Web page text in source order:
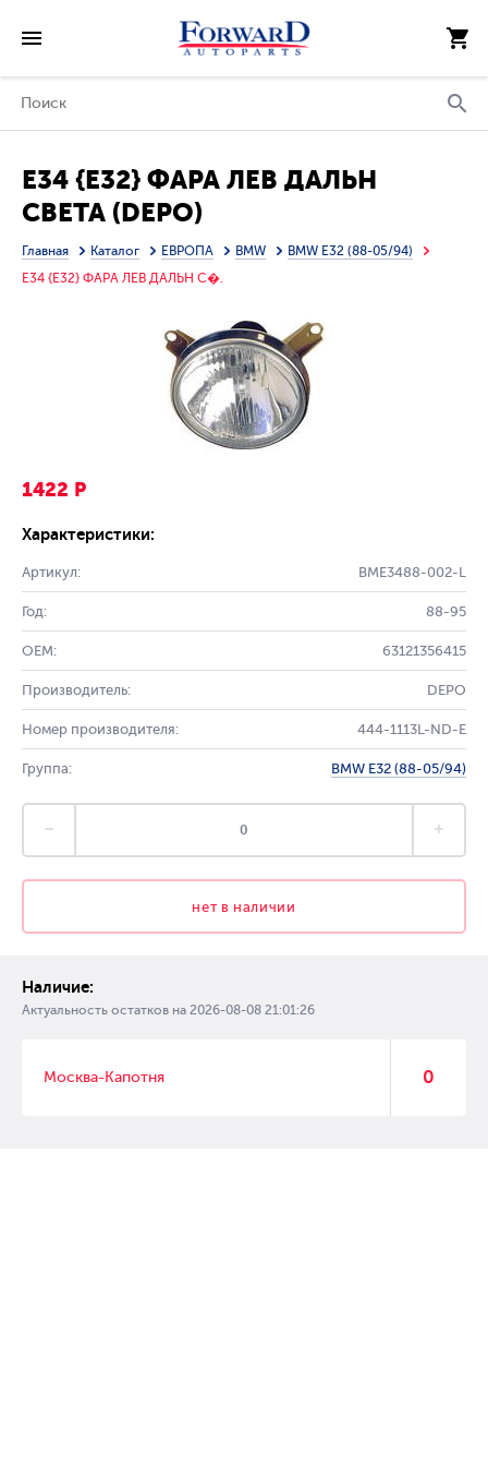
E34 {E32} ФАРА ЛЕВ ДАЛЬН
СВЕТА (DEPO)
Главная Каталог ЕВРОПА BMW
BMW E32 (88-05/94)
E34 {E32} ФАРА ЛЕВ ДАЛЬН С�.
1422 Р
Характеристики:
Артикул: BME3488-002-L
Год: 88-95
OEM: 63121356415
Производитель: DEPO
Номер производителя: 444-1113L-ND-E
Группа: BMW E32 (88-05/94)
нет в наличии
Наличие:
Актуальность остатков на 2026-08-08 21:01:26
Москва-Капотня 0